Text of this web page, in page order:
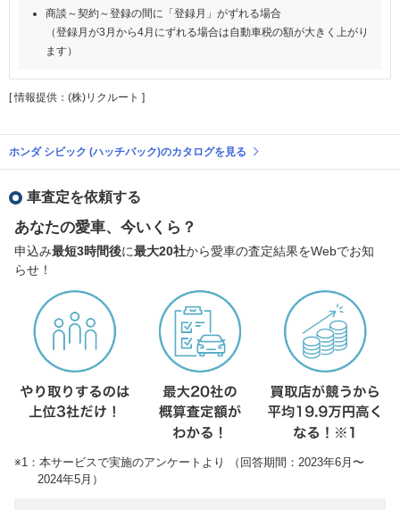
商談～契約～登録の間に「登録月」がずれる場合
（登録月が3月から4月にずれる場合は自動車税の額が大きく上がり
ます）
[ 情報提供：(株)リクルート ]
ホンダ シビック (ハッチバック)のカタログを見る
車査定を依頼する
あなたの愛車、今いくら？
申込み最短3時間後に最大20社から愛車の査定結果をWebでお知
らせ！
※1：本サービスで実施のアンケートより （回答期間：2023年6月〜
2024年5月）